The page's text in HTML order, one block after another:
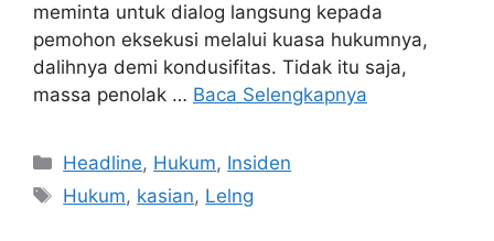
meminta untuk dialog langsung kepada
pemohon eksekusi melalui kuasa hukumnya,
dalihnya demi kondusifitas. Tidak itu saja,
massa penolak … Baca Selengkapnya
Kategori
Headline, Hukum, Insiden
Tag
Hukum, kasian, Lelng